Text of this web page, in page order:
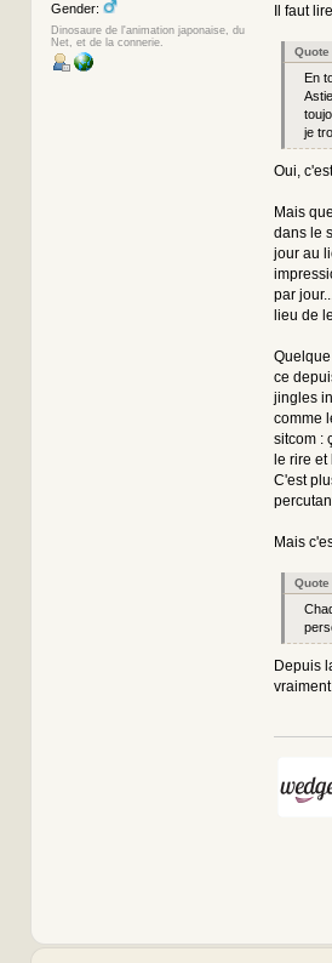
Gender:
Dinosaure de l'animation japonaise, du
Net, et de la connerie.
Il faut
Quote
En
je
Oui,
Mais
dans le
jour au
par
lieu de
ce
jingles
comme
sitcom :
le rire
C'est
Mais
Quote
Depuis